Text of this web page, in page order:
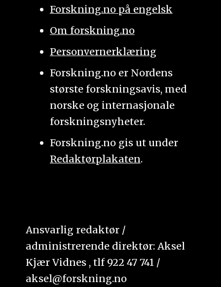
Forskning.no på engelsk
Om forskning.no
Personvernerklæring
Forskning.no er Nordens
største forskningsavis, med
norske og internasjonale
forskningsnyheter.
Forskning.no gis ut under
Redaktørplakaten.
Ansvarlig redaktør /
administrerende direktør: Aksel
Kjær Vidnes , tlf 922 47 741 /
aksel@forskning.no